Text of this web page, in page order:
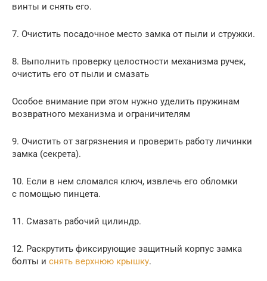
винты и снять его.
7. Очистить посадочное место замка от пыли и стружки.
8. Выполнить проверку целостности механизма ручек,
очистить его от пыли и смазать
Особое внимание при этом нужно уделить пружинам
возвратного механизма и ограничителям
9. Очистить от загрязнения и проверить работу личинки
замка (секрета).
10. Если в нем сломался ключ, извлечь его обломки
с помощью пинцета.
11. Смазать рабочий цилиндр.
12. Раскрутить фиксирующие защитный корпус замка
болты и снять верхнюю крышку.